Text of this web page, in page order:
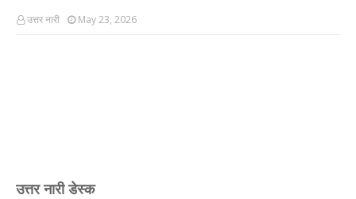
उत्तर नारी May 23, 2026
उत्तर नारी डेस्क